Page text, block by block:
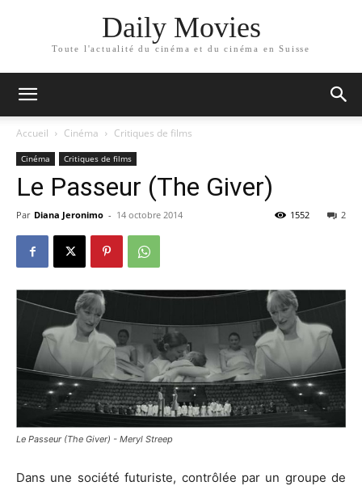
Daily Movies
Toute l'actualité du cinéma et du cinéma en Suisse
Accueil Cinéma Critiques de films
Cinéma Critiques de films
Le Passeur (The Giver)
Par Diana Jeronimo - 14 octobre 2014 2
1552
Le Passeur (The Giver) - Meryl Streep
Dans une société futuriste, contrôlée par un groupe de